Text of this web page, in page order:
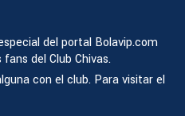
del portal Bolavip.com
del Club Chivas.
con el club. Para visitar el